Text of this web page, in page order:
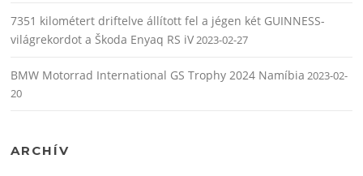
7351 kilométert driftelve állított fel a jégen két GUINNESS-
világrekordot a Škoda Enyaq RS iV2023-02-27
BMW Motorrad International GS Trophy 2024 Namíbia 2023-02-
20
ARCHÍV